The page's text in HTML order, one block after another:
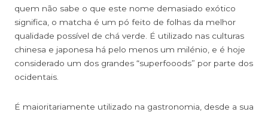
quem não sabe o que este nome demasiado exótico
significa, o matcha é um pó feito de folhas da melhor
qualidade possível de chá verde. É utilizado nas culturas
chinesa e japonesa há pelo menos um milénio, e é hoje
considerado um dos grandes “superfooods” por parte dos
ocidentais.
É maioritariamente utilizado na gastronomia, desde a sua